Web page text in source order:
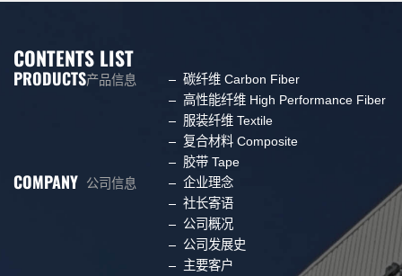
CONTENTS LIST
PRODUCTS产品信息
碳纤维 Carbon Fiber
高性能纤维 High Performance Fiber
服装纤维 Textile
复合材料 Composite
胶带 Tape
COMPANY 公司信息
企业理念
社长寄语
公司概况
公司发展史
主要客户